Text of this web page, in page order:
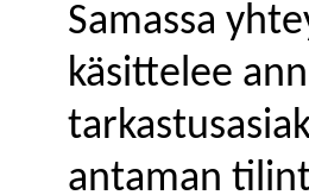
Samassa
käsittelee
antaman